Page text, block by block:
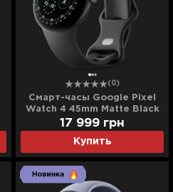
(0)
Смарт-часы Google Pixel
Watch 4 45mm Matte Black
Aluminum Case / Obsidian
Active Band
Купить
17 999 грн